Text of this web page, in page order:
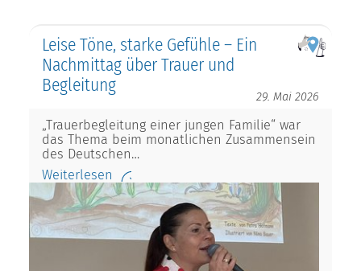
Leise Töne, starke Gefühle – Ein
Nachmittag über Trauer und
Begleitung
29. Mai 2026
„Trauerbegleitung einer jungen Familie“ war
das Thema beim monatlichen Zusammensein
des Deutschen…
Weiterlesen